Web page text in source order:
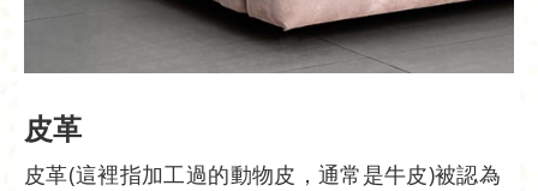
皮革
皮革(這裡指加工過的動物皮，通常是牛皮)被認為